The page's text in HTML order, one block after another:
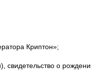
Криптон»;
свидетельство о